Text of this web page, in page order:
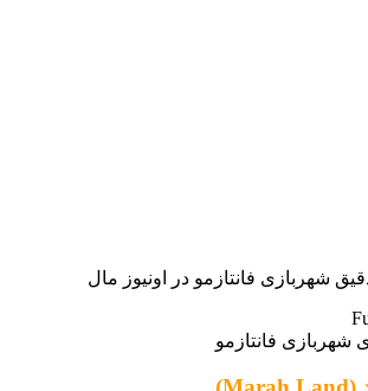
شهربازی فانتازمو در اونیوز مال
شهربازی فانتازمو